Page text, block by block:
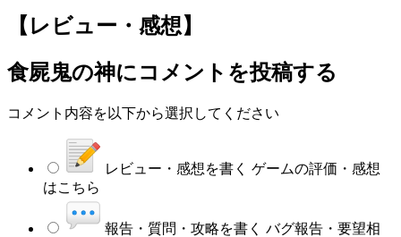
【レビュー・感想】
食屍鬼の神にコメントを投稿する
コメント内容を以下から選択してください
レビュー・感想を書く ゲームの評価・感想
はこちら
報告・質問・攻略を書く バグ報告・要望相